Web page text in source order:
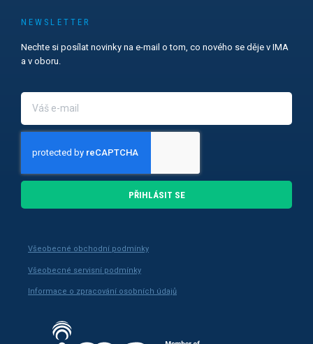
NEWSLETTER
Nechte si posílat novinky na e-mail o tom, co nového se děje v IMA
a v oboru.
PŘIHLÁSIT SE
Všeobecné obchodní podmínky
Všeobecné servisní podmínky
Informace o zpracování osobních údajů